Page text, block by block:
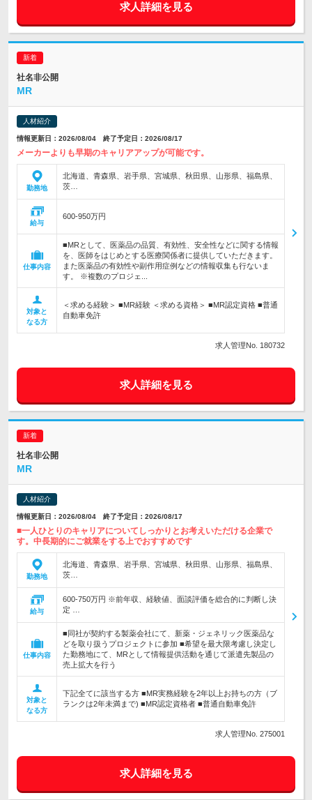
求人詳細を見る
社名非公開
MR
人材紹介
情報更新日：2026/08/04 終了予定日：2026/08/17
メーカーよりも早期のキャリアアップが可能です。
勤務地
北海道、青森県、岩手県、宮城県、秋田県、山形県、福島県、
茨…
給与
600-950万円
仕事内容
■MRとして、医薬品の品質、有効性、安全性などに関する情報
を、医師をはじめとする医療関係者に提供していただきます。
また医薬品の有効性や副作用症例などの情報収集も行ないま
す。 ※複数のプロジェ...
対象と
なる方
＜求める経験＞ ■MR経験 ＜求める資格＞ ■MR認定資格 ■普通
自動車免許
求人管理No. 180732
求人詳細を見る
社名非公開
MR
人材紹介
情報更新日：2026/08/04 終了予定日：2026/08/17
■一人ひとりのキャリアについてしっかりとお考えいただける企業で
す。中長期的にご就業をする上でおすすめです
勤務地
北海道、青森県、岩手県、宮城県、秋田県、山形県、福島県、
茨…
給与
600-750万円 ※前年収、経験値、面談評価を総合的に判断し決
定 …
仕事内容
■同社が契約する製薬会社にて、新薬・ジェネリック医薬品な
どを取り扱うプロジェクトに参加 ■希望を最大限考慮し決定し
た勤務地にて、MRとして情報提供活動を通じて派遣先製品の
売上拡大を行う
対象と
なる方
下記全てに該当する方 ■MR実務経験を2年以上お持ちの方（ブ
ランクは2年未満まで) ■MR認定資格者 ■普通自動車免許
求人管理No. 275001
求人詳細を見る